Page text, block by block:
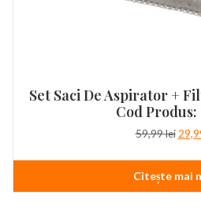
Set Saci De Aspirator +
Cod Produs:
59,99lei
a
fost:
Citește mai